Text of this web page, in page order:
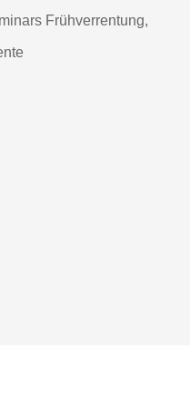
Frühverrentung,